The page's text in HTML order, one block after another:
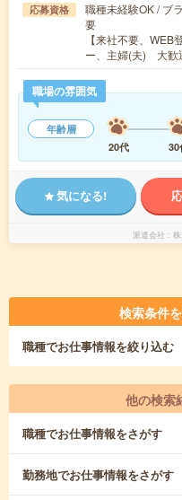
応募資格
職種未経験OK / ブ
要
【来社不要、
ー、主婦(夫) 大歓
職場の雰囲気
年齢層
20代
30
気になる!
派遣会社
検索条件
職種でお仕事情報を絞り込む
他の検索
職種でお仕事情報をさがす
勤務地でお仕事情報をさがす